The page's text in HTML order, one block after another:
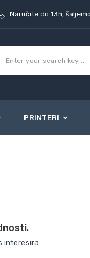
Naručite do 13h,
PRINTERI
interesira